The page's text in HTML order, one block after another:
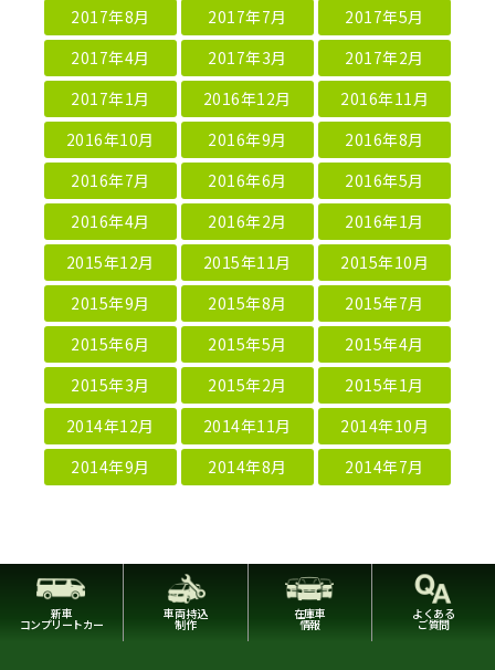
2017年8月
2017年7月
2017年5月
2017年4月
2017年3月
2017年2月
2017年1月
2016年12月
2016年11月
2016年10月
2016年9月
2016年8月
2016年7月
2016年6月
2016年5月
2016年4月
2016年2月
2016年1月
2015年12月
2015年11月
2015年10月
2015年9月
2015年8月
2015年7月
2015年6月
2015年5月
2015年4月
2015年3月
2015年2月
2015年1月
2014年12月
2014年11月
2014年10月
2014年9月
2014年8月 2014年7月
新車
コンプリートカー
車両持込
制作
在庫車
情報
よくある
ご質問